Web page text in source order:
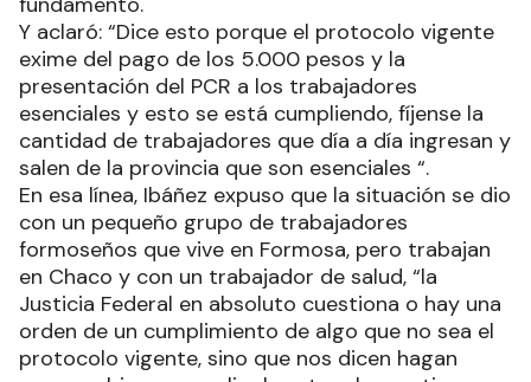
Y aclaró: “Dice esto porque el protocolo vigente
exime del pago de los 5.000 pesos y la
presentación del PCR a los trabajadores
esenciales y esto se está cumpliendo, fíjense la
cantidad de trabajadores que día a día ingresan y
salen de la provincia que son esenciales “.
En esa línea, Ibáñez expuso que la situación se dio
con un pequeño grupo de trabajadores
formoseños que vive en Formosa, pero trabajan
en Chaco y con un trabajador de salud, “la
Justicia Federal en absoluto cuestiona o hay una
orden de un cumplimiento de algo que no sea el
protocolo vigente, sino que nos dicen hagan